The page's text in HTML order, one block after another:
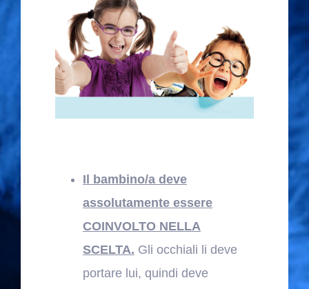
Il bambino/a deve
assolutamente essere
COINVOLTO NELLA
SCELTA. Gli occhiali li deve
portare lui, quindi deve